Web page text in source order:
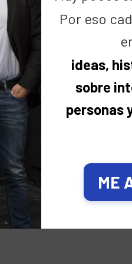
.🔝
y actuación 10€
tu asiento aquí:
gruposilk.com/ayudar-
Gracias
Por eso
ideas,
sobre
personas
ME